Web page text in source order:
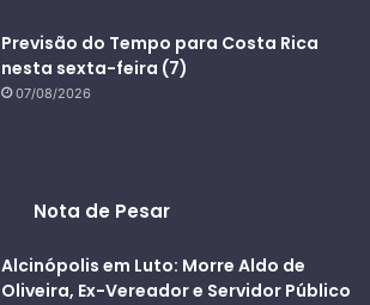
Previsão do Tempo para Costa Rica
nesta sexta-feira (7)
07/08/2026
Nota de Pesar
Alcinópolis em Luto: Morre Aldo de
Oliveira, Ex-Vereador e Servidor Público